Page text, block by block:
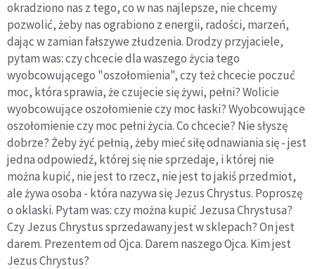
okradziono nas z tego, co w nas najlepsze, nie chcemy
pozwolić, żeby nas ograbiono z energii, radości, marzeń,
dając w zamian fałszywe złudzenia. Drodzy przyjaciele,
pytam was: czy chcecie dla waszego życia tego
wyobcowującego "oszołomienia", czy też chcecie poczuć
moc, która sprawia, że czujecie się żywi, pełni? Wolicie
wyobcowujące oszołomienie czy moc łaski? Wyobcowujące
oszołomienie czy moc pełni życia. Co chcecie? Nie słyszę
dobrze? Żeby żyć pełnią, żeby mieć siłę odnawiania się - jest
jedna odpowiedź, której się nie sprzedaje, i której nie
można kupić, nie jest to rzecz, nie jest to jakiś przedmiot,
ale żywa osoba - która nazywa się Jezus Chrystus. Poproszę
o oklaski. Pytam was: czy można kupić Jezusa Chrystusa?
Czy Jezus Chrystus sprzedawany jest w sklepach? On jest
darem. Prezentem od Ojca. Darem naszego Ojca. Kim jest
Jezus Chrystus?